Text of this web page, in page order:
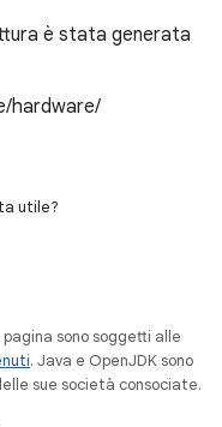
è stata generata
hardware/
utile?
sono soggetti alle
. Java e OpenJDK sono
sue società consociate.